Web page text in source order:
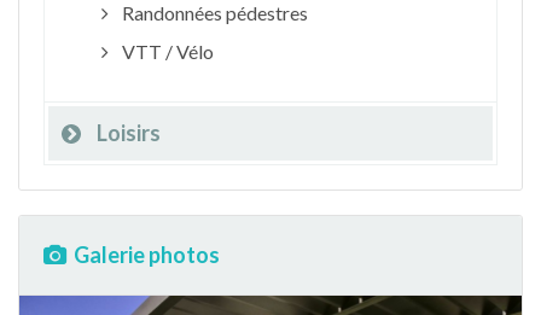
Randonnées pédestres
VTT / Vélo
Loisirs
Galerie photos